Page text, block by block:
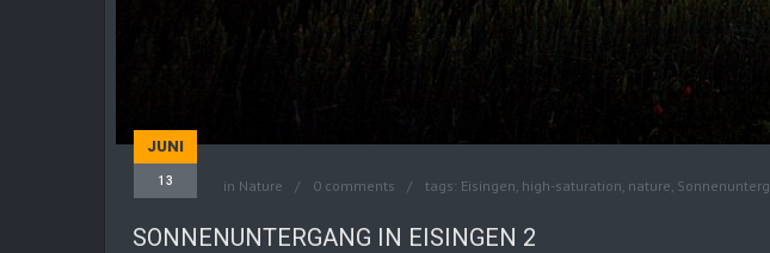
JUNI
13 in Nature 0 comments tags: Eisingen, high-saturation, nature,
SONNENUNTERGANG IN EISINGEN 2